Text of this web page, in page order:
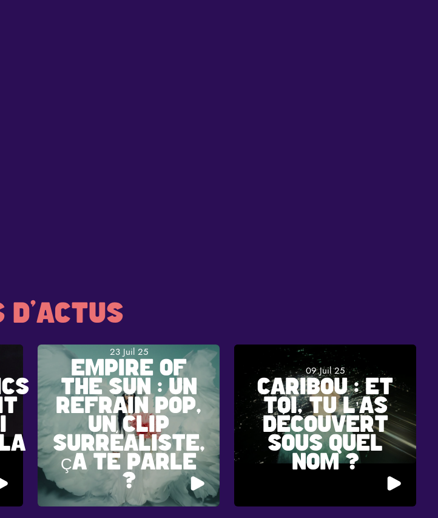
D'ACTUS
23 Juil 25
EMPIRE OF
THE SUN : UN
REFRAIN POP,
UN CLIP
SURRÉALISTE,
ÇA TE PARLE
?
09 Juil 25
CARIBOU : ET
TOI, TU L’AS
DÉCOUVERT
SOUS QUEL
NOM ?